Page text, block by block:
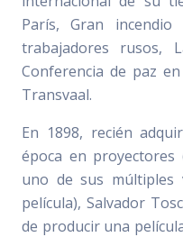
París, Gran
trabajadores rusos,
Conferencia de paz
Transvaal.
En 1898, recién
época en
uno de sus múltiples
película), Salvador
de producir una